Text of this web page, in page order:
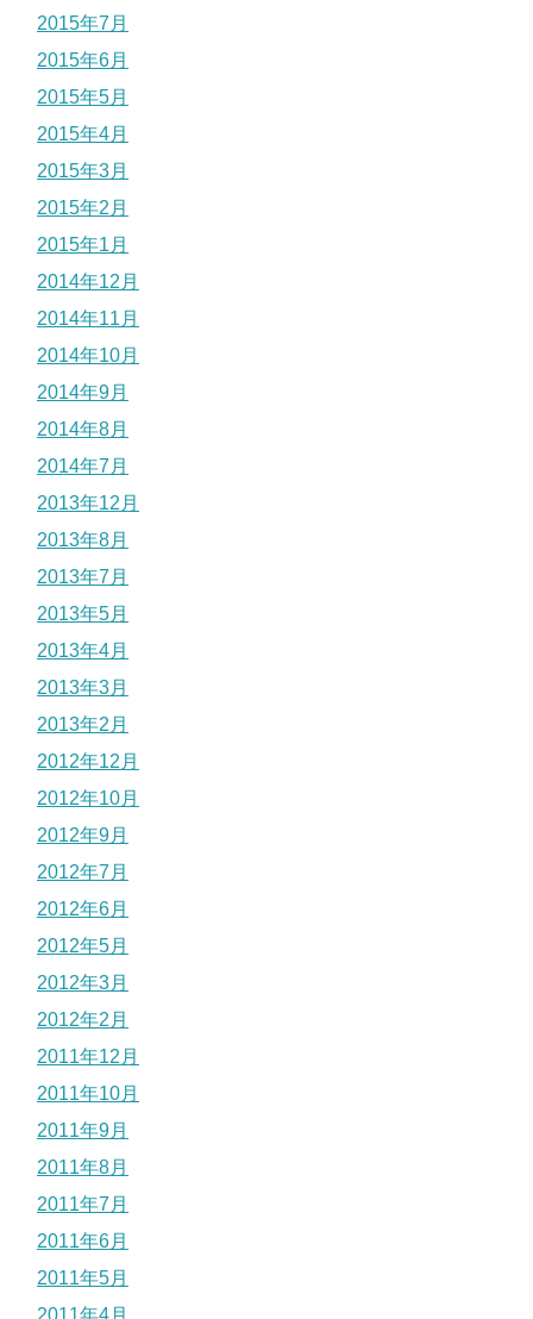
2015年7月
2015年6月
2015年5月
2015年4月
2015年3月
2015年2月
2015年1月
2014年12月
2014年11月
2014年10月
2014年9月
2014年8月
2014年7月
2013年12月
2013年8月
2013年7月
2013年5月
2013年4月
2013年3月
2013年2月
2012年12月
2012年10月
2012年9月
2012年7月
2012年6月
2012年5月
2012年3月
2012年2月
2011年12月
2011年10月
2011年9月
2011年8月
2011年7月
2011年6月
2011年5月